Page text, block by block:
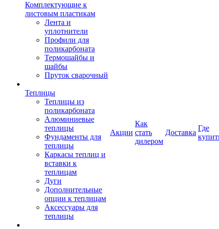
Комплектующие к
листовым пластикам
Лента и
уплотнители
Профили для
поликарбоната
Термошайбы и
шайбы
Пруток сварочный
Теплицы
Теплицы из
поликарбоната
Алюминиевые
теплицы
Фундаменты для
теплицы
Каркасы теплиц и
вставки к
теплицам
Дуги
Дополнительные
опции к теплицам
Аксессуары для
теплицы
Акции
Как
стать
дилером
Доставка
Где